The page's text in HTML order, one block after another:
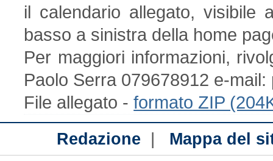
il calendario allegato, visibile
basso a sinistra della home
Per maggiori informazioni,
Paolo Serra 079678912 e-
File allegato -formato ZIP
Redazione
Mappa del